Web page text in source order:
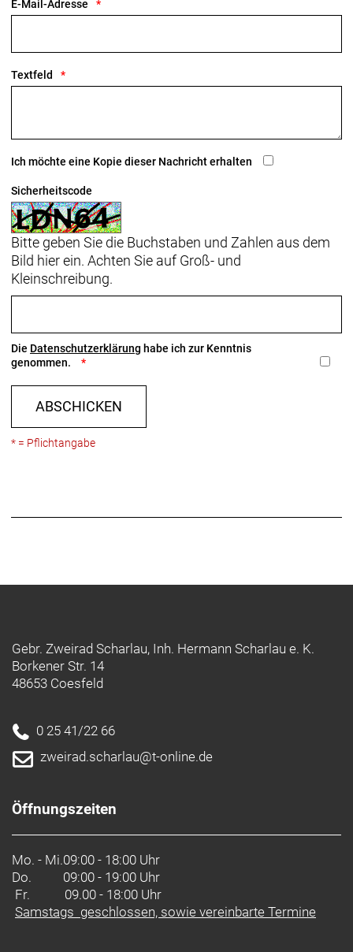
Blendr-Integration
stylischen Blaze WaveCel Helm und befestige einen
- Materialtyp: Feuchtigkeitsabführende Polster
Polycarbonate
E-Mail-Adresse
Textfeld
Ich möchte eine Kopie dieser Nachricht erhalten
Sicherheitscode
Bitte geben Sie die Buchstaben und Zahlen aus dem
Bild hier ein. Achten Sie auf Groß- und
Kleinschreibung.
Die Datenschutzerklärung habe ich zur Kenntnis
genommen.
ABSCHICKEN
* = Pflichtangabe
Gebr. Zweirad Scharlau, Inh. Hermann Scharlau e. K.
Borkener Str. 14
48653 Coesfeld
0 25 41/22 66
zweirad.scharlau@t-online.de
Öffnungszeiten
Mo. - Mi.09:00 - 18:00 Uhr
Do.
09:00 - 19:00 Uhr
Fr. 09.00 - 18:00 Uhr
Samstags geschlossen, sowie vereinbarte Termine